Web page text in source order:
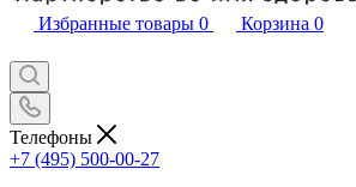
Избранные товары 0 Корзина 0
Телефоны
+7 (495) 500-00-27